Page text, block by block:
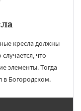
кресла должны
что
элементы. Тогда
в Богородском.